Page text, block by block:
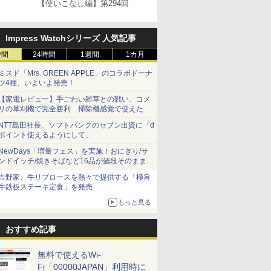
【使いこなし編】第294回
Impress Watchシリーズ 人気記事
24時間 1週間 1カ月
スド「Mrs. GREEN APPLE」のコラボドーナ
4種、いよいよ発売！
家電レビュー】手ごわい雑草との戦い、コメ
の草刈機で完全勝利 掃除機感覚で使えた
島田社長、ソフトバンクのセブン出資に「d
イント使えるようにして」
「増量フェス」を実施！おにぎり/サ
ドイッチ/焼きそばなど16品が値段そのままで
リュームアップ
野家、牛リブロースを熱々で提供する「極旨
鉄板ステーキ定食」を発売
もっと見る
おすすめ記事
無料で使えるWi-
Fi「00000JAPAN」利用時に